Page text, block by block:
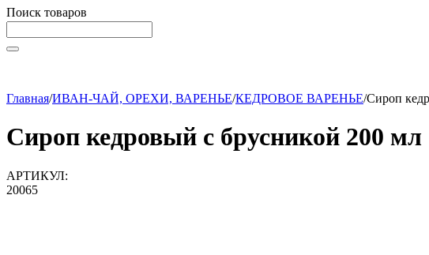
Поиск товаров
Главная/ИВАН-ЧАЙ, ОРЕХИ, ВАРЕНЬЕ/КЕДРОВОЕ ВАРЕНЬЕ/Сироп
Сироп кедровый с брусникой 200 мл
АРТИКУЛ:
20065